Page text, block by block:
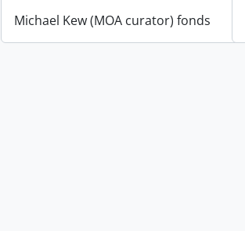
Michael Kew (MOA curator) fonds